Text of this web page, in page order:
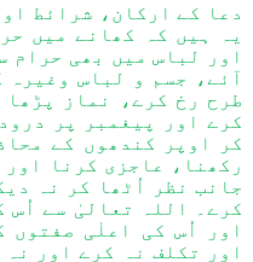
دعا کے ارکان، شرائط
یہ ہیں کہ کھانے میں
اور لباس میں بھی حرام
آئے، جسم و لباس
طرح رخ کرے، نماز
کرے اور پیغمبر پر
کر اوپر
کندھوں کے
رکھنا، عاجزی کرنا
جانب نظر اُٹھا کر نہ
کرے۔ اللہ تعالیٰ سے اُس
اور اُس کی اعلٰی صفتوں
اور تکلف نہ کرے اور